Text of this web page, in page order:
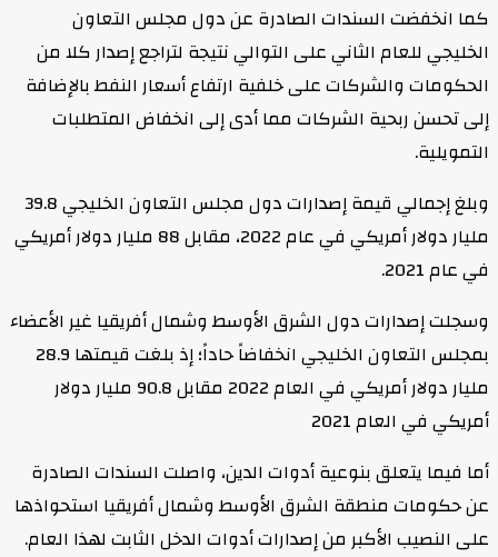
كما انخفضت السندات الصادرة عن دول مجلس التعاون
الخليجي للعام الثاني على التوالي نتيجة لتراجع إصدار كلا من
الحكومات والشركات على خلفية ارتفاع أسعار النفط بالإضافة
إلى تحسن ربحية الشركات مما أدى إلى انخفاض المتطلبات
التمويلية.
وبلغ إجمالي قيمة إصدارات دول مجلس التعاون الخليجي 39.8
مليار دولار أمريكي في عام 2022، مقابل 88 مليار دولار أمريكي
في عام 2021.
وسجلت إصدارات دول الشرق الأوسط وشمال أفريقيا غير الأعضاء
بمجلس التعاون الخليجي انخفاضاً حاداً؛ إذ بلغت قيمتها 28.9
مليار دولار أمريكي في العام 2022 مقابل 90.8 مليار دولار
أمريكي في العام 2021
أما فيما يتعلق بنوعية أدوات الدين، واصلت السندات الصادرة
عن حكومات منطقة الشرق الأوسط وشمال أفريقيا استحواذها
على النصيب الأكبر من إصدارات أدوات الدخل الثابت لهذا العام.